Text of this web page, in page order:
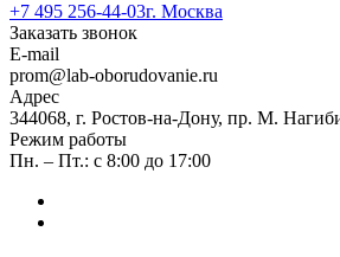
+7 495 256-44-03г. Москва
Заказать звонок
E-mail
prom@lab-oborudovanie.ru
Адрес
344068, г. Ростов-на-Дону, пр. М.
Режим работы
Пн. – Пт.: с 8:00 до 17:00